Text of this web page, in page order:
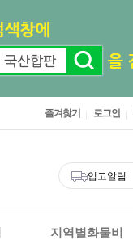
즐겨찾기 로그인
입고알림
지역별화물비